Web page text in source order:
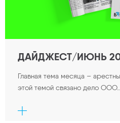
ДАЙДЖЕСТ/ИЮНЬ
Главная тема месяца –
этой темой связано дело ООО…